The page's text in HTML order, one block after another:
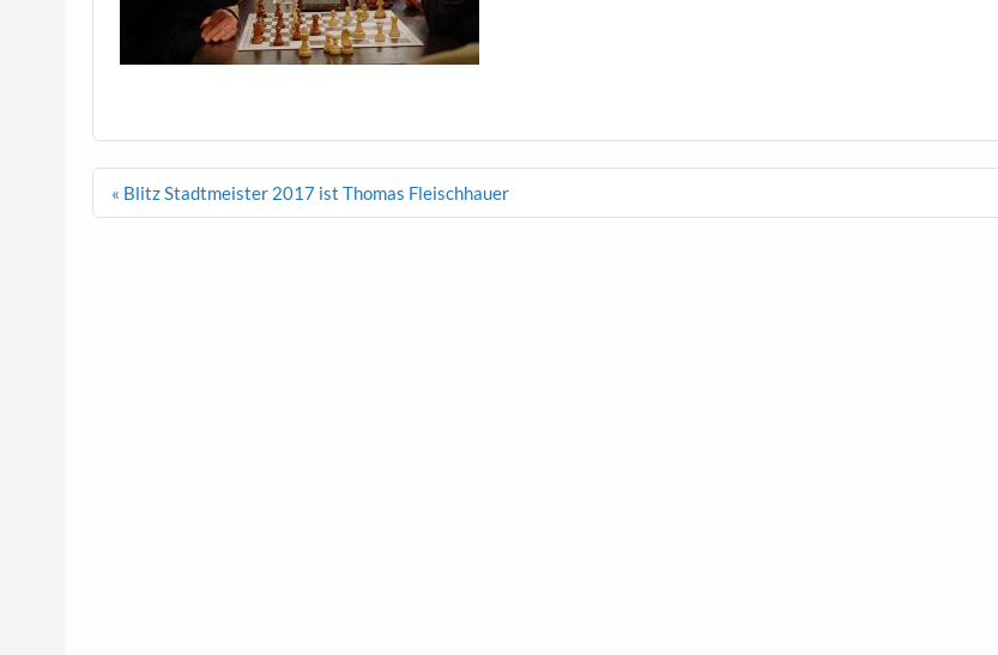
Beitragsnavigation
« Blitz Stadtmeister 2017 ist Thomas Fleischhauer